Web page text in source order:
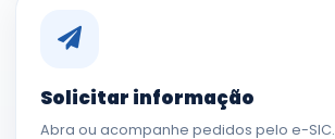
Solicitar informação
Abra ou acompanhe pedidos pelo e-SIC.